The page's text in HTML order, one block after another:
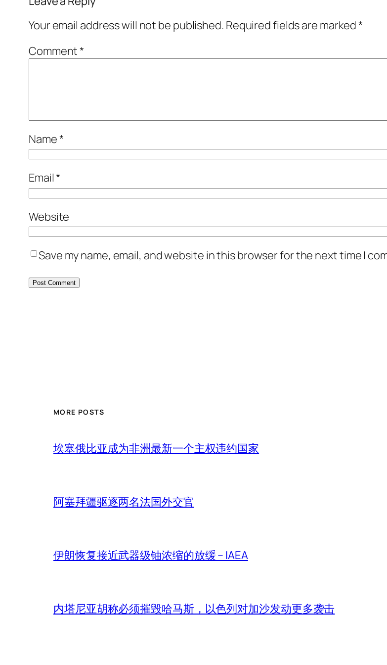
Your email address will not be published. Required fields are marked*
Comment*
Name*
Email*
Website
Save my name, email, and website in this browser for the next time I
MORE POSTS
埃塞俄比亚成为非洲最新一个主权违约国家
阿塞拜疆驱逐两名法国外交官
伊朗恢复接近武器级铀浓缩的放缓 – IAEA
内塔尼亚胡称必须摧毁哈马斯，以色列对加沙发动更多袭击